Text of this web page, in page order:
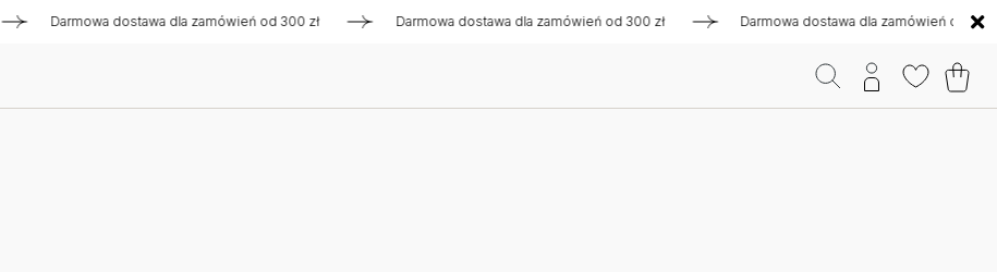
Darmowa dostawa dla zamówień od 300 zł Darmowa dostawa dla zamówień od 300 zł Darmowa dostawa dla zamówień od 300